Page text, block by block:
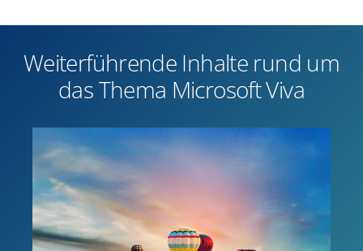
Weiterführende Inhalte rund um
das Thema Microsoft Viva